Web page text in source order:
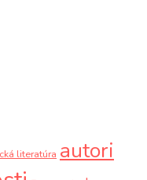
literatúra autori